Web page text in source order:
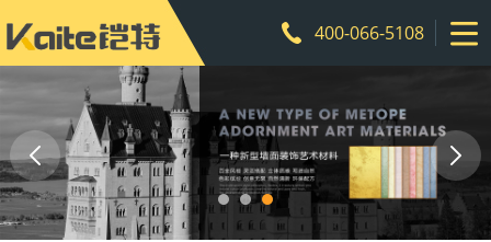
400-066-5108